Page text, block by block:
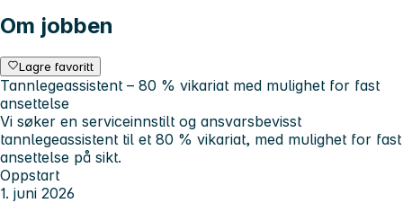
Om jobben
Lagre favoritt
Tannlegeassistent – 80 % vikariat med mulighet for fast
ansettelse
Vi søker en serviceinnstilt og ansvarsbevisst
tannlegeassistent til et 80 % vikariat, med mulighet for fast
ansettelse på sikt.
Oppstart
1. juni 2026